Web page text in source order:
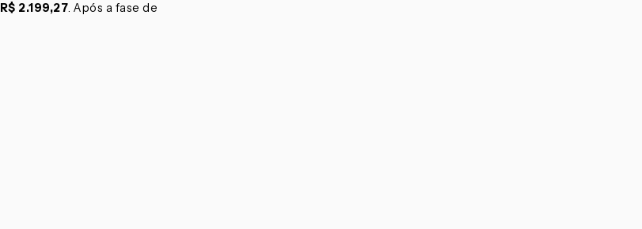
R$ 2.199,27. Após a fase de